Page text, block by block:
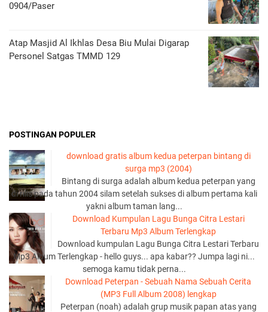
0904/Paser
Atap Masjid Al Ikhlas Desa Biu Mulai Digarap
Personel Satgas TMMD 129
POSTINGAN POPULER
download gratis album kedua peterpan bintang di
surga mp3 (2004)
Bintang di surga adalah album kedua peterpan yang
di rilis pada tahun 2004 silam setelah sukses di album pertama kali
yakni album taman lang...
Download Kumpulan Lagu Bunga Citra Lestari
Terbaru Mp3 Album Terlengkap
Download kumpulan Lagu Bunga Citra Lestari Terbaru
Mp3 Album Terlengkap - hello guys... apa kabar?? Jumpa lagi ni...
semoga kamu tidak perna...
Download Peterpan - Sebuah Nama Sebuah Cerita
(MP3 Full Album 2008) lengkap
Peterpan (noah) adalah grup musik papan atas yang